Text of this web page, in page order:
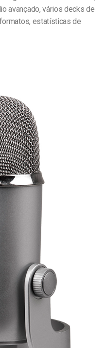
avançado, vários decks de
estatísticas de